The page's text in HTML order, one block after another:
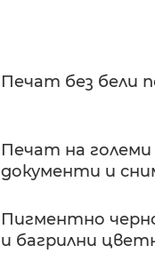
Печат без бели
Печат на
документи и
Пигментно
и багрилни